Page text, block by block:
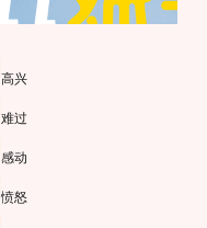
高兴
难过
感动
愤怒